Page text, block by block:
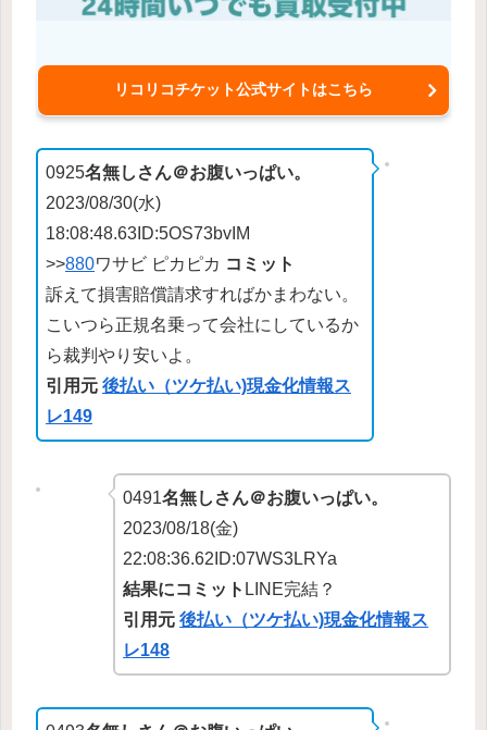
リコリコチケット公式サイトはこちら
0925名無しさん＠お腹いっぱい。
2023/08/30(水)
18:08:48.63ID:5OS73bvIM
>>880ワサビ ピカピカ コミット
訴えて損害賠償請求すればかまわない。
こいつら正規名乗って会社にしているか
ら裁判やり安いよ。
引用元 後払い（ツケ払い)現金化情報ス
レ149
0491名無しさん＠お腹いっぱい。
2023/08/18(金)
22:08:36.62ID:07WS3LRYa
結果にコミット LINE完結？
引用元後払い（ツケ払い)現金化情報ス
レ148